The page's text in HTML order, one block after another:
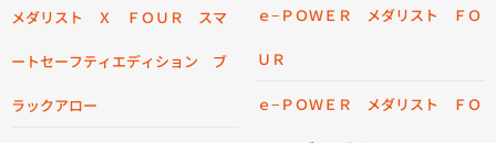
メダリスト Ｘ ＦＯＵＲ スマ
ートセーフティエディション ブ
ラックアロー
ｅ−ＰＯＷＥＲ メダリスト ＦＯ
ＵＲ
ｅ−ＰＯＷＥＲ メダリスト ＦＯ